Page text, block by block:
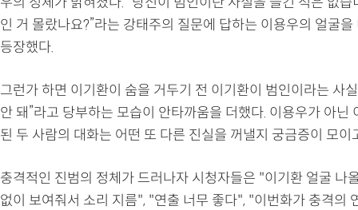
인 거 몰랐나요?”라는 강태주의 질문에 답하는 이용우의 얼굴을
등장했다.
그런가 하면 이기환이 숨을 거두기 전 이기환이 범인이라는 사
안 돼”라고 당부하는 모습이 안타까움을 더했다. 이용우가 아닌
된 두 사람의 대화는 어떤 또 다른 진실을 꺼낼지 궁금증이 모이
충격적인 진범의 정체가 드러나자 시청자들은 "이기환 얼굴 나
없이 보여줘서 소리 지름", "연출 너무 좋다", "이번화가 충격의